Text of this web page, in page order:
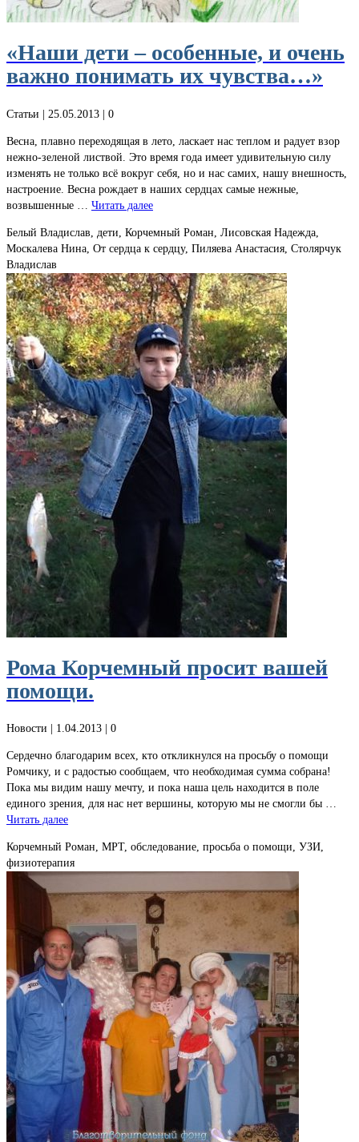
«Наши дети – особенные, и очень
важно понимать их чувства…»
Статьи | 25.05.2013 | 0
Весна, плавно переходящая в лето, ласкает нас теплом и радует взор
нежно-зеленой листвой. Это время года имеет удивительную силу
изменять не только всё вокруг себя, но и нас самих, нашу внешность,
настроение. Весна рождает в наших сердцах самые нежные,
возвышенные … Читать далее
Белый Владислав, дети, Корчемный Роман, Лисовская Надежда,
Москалева Нина, От сердца к сердцу, Пиляева Анастасия, Столярчук
Владислав
Рома Корчемный просит вашей
помощи.
Новости | 1.04.2013 | 0
Сердечно благодарим всех, кто откликнулся на просьбу о помощи
Ромчику, и с радостью сообщаем, что необходимая сумма собрана!
Пока мы видим нашу мечту, и пока наша цель находится в поле
единого зрения, для нас нет вершины, которую мы не смогли бы …
Читать далее
Корчемный Роман, МРТ, обследование, просьба о помощи, УЗИ,
физиотерапия